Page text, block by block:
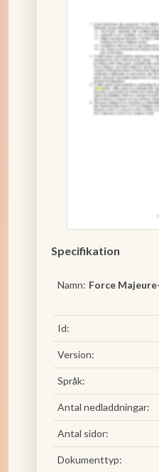
Specifikation
Namn: Force
Id:
Version:
Språk:
Antal nedladdningar:
Antal sidor:
Dokumenttyp: